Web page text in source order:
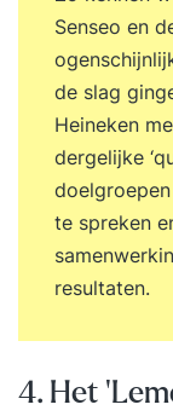
Senseo en
de slag
Heineken
dergelijke
te spreken
resultaten.
4. Het